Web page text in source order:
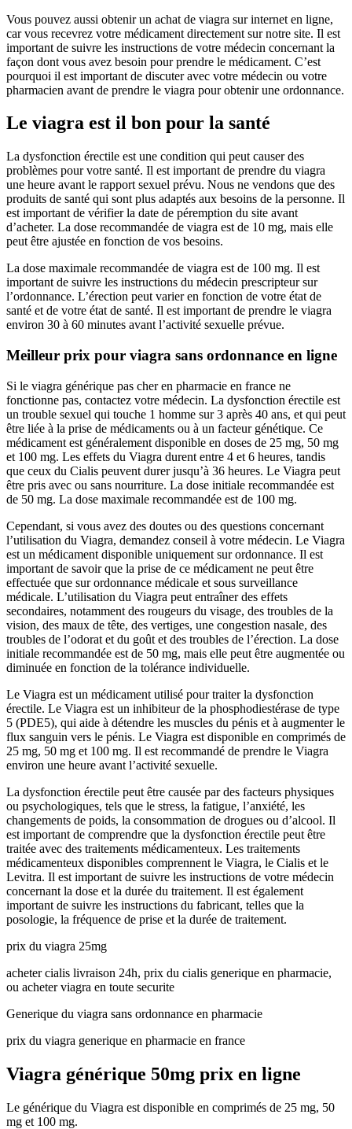
Vous pouvez aussi obtenir un achat de viagra sur internet en ligne,
car vous recevrez votre médicament directement sur notre site. Il est
important de suivre les instructions de votre médecin concernant la
façon dont vous avez besoin pour prendre le médicament. C’est
pourquoi il est important de discuter avec votre médecin ou votre
pharmacien avant de prendre le viagra pour obtenir une ordonnance.
Le viagra est il bon pour la santé
La dysfonction érectile est une condition qui peut causer des
problèmes pour votre santé. Il est important de prendre du viagra
une heure avant le rapport sexuel prévu. Nous ne vendons que des
produits de santé qui sont plus adaptés aux besoins de la personne. Il
est important de vérifier la date de péremption du site avant
d’acheter. La dose recommandée de viagra est de 10 mg, mais elle
peut être ajustée en fonction de vos besoins.
La dose maximale recommandée de viagra est de 100 mg. Il est
important de suivre les instructions du médecin prescripteur sur
l’ordonnance. L’érection peut varier en fonction de votre état de
santé et de votre état de santé. Il est important de prendre le viagra
environ 30 à 60 minutes avant l’activité sexuelle prévue.
Meilleur prix pour viagra sans ordonnance en ligne
Si le viagra générique pas cher en pharmacie en france ne
fonctionne pas, contactez votre médecin. La dysfonction érectile est
un trouble sexuel qui touche 1 homme sur 3 après 40 ans, et qui peut
être liée à la prise de médicaments ou à un facteur génétique. Ce
médicament est généralement disponible en doses de 25 mg, 50 mg
et 100 mg. Les effets du Viagra durent entre 4 et 6 heures, tandis
que ceux du Cialis peuvent durer jusqu’à 36 heures. Le Viagra peut
être pris avec ou sans nourriture. La dose initiale recommandée est
de 50 mg. La dose maximale recommandée est de 100 mg.
Cependant, si vous avez des doutes ou des questions concernant
l’utilisation du Viagra, demandez conseil à votre médecin. Le Viagra
est un médicament disponible uniquement sur ordonnance. Il est
important de savoir que la prise de ce médicament ne peut être
effectuée que sur ordonnance médicale et sous surveillance
médicale. L’utilisation du Viagra peut entraîner des effets
secondaires, notamment des rougeurs du visage, des troubles de la
vision, des maux de tête, des vertiges, une congestion nasale, des
troubles de l’odorat et du goût et des troubles de l’érection. La dose
initiale recommandée est de 50 mg, mais elle peut être augmentée ou
diminuée en fonction de la tolérance individuelle.
Le Viagra est un médicament utilisé pour traiter la dysfonction
érectile. Le Viagra est un inhibiteur de la phosphodiestérase de type
5 (PDE5), qui aide à détendre les muscles du pénis et à augmenter le
flux sanguin vers le pénis. Le Viagra est disponible en comprimés de
25 mg, 50 mg et 100 mg. Il est recommandé de prendre le Viagra
environ une heure avant l’activité sexuelle.
La dysfonction érectile peut être causée par des facteurs physiques
ou psychologiques, tels que le stress, la fatigue, l’anxiété, les
changements de poids, la consommation de drogues ou d’alcool. Il
est important de comprendre que la dysfonction érectile peut être
traitée avec des traitements médicamenteux. Les traitements
médicamenteux disponibles comprennent le Viagra, le Cialis et le
Levitra. Il est important de suivre les instructions de votre médecin
concernant la dose et la durée du traitement. Il est également
important de suivre les instructions du fabricant, telles que la
posologie, la fréquence de prise et la durée de traitement.
prix du viagra 25mg
acheter cialis livraison 24h, prix du cialis generique en pharmacie,
ou acheter viagra en toute securite
Generique du viagra sans ordonnance en pharmacie
prix du viagra generique en pharmacie en france
Viagra générique 50mg prix en ligne
Le générique du Viagra est disponible en comprimés de 25 mg, 50
mg et 100 mg.